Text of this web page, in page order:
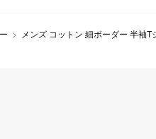
メンズ コットン 細ボーダー 半袖